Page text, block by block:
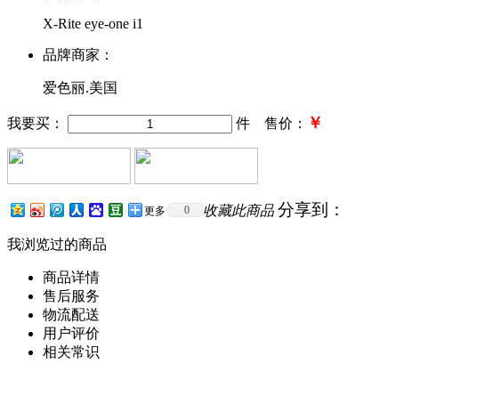
X-Rite eye-one i1
品牌商家：
爱色丽.美国
我要买： 件 售价： ￥
收藏此商品 分享到：
更多 0
我浏览过的商品
商品详情
售后服务
物流配送
用户评价
相关常识